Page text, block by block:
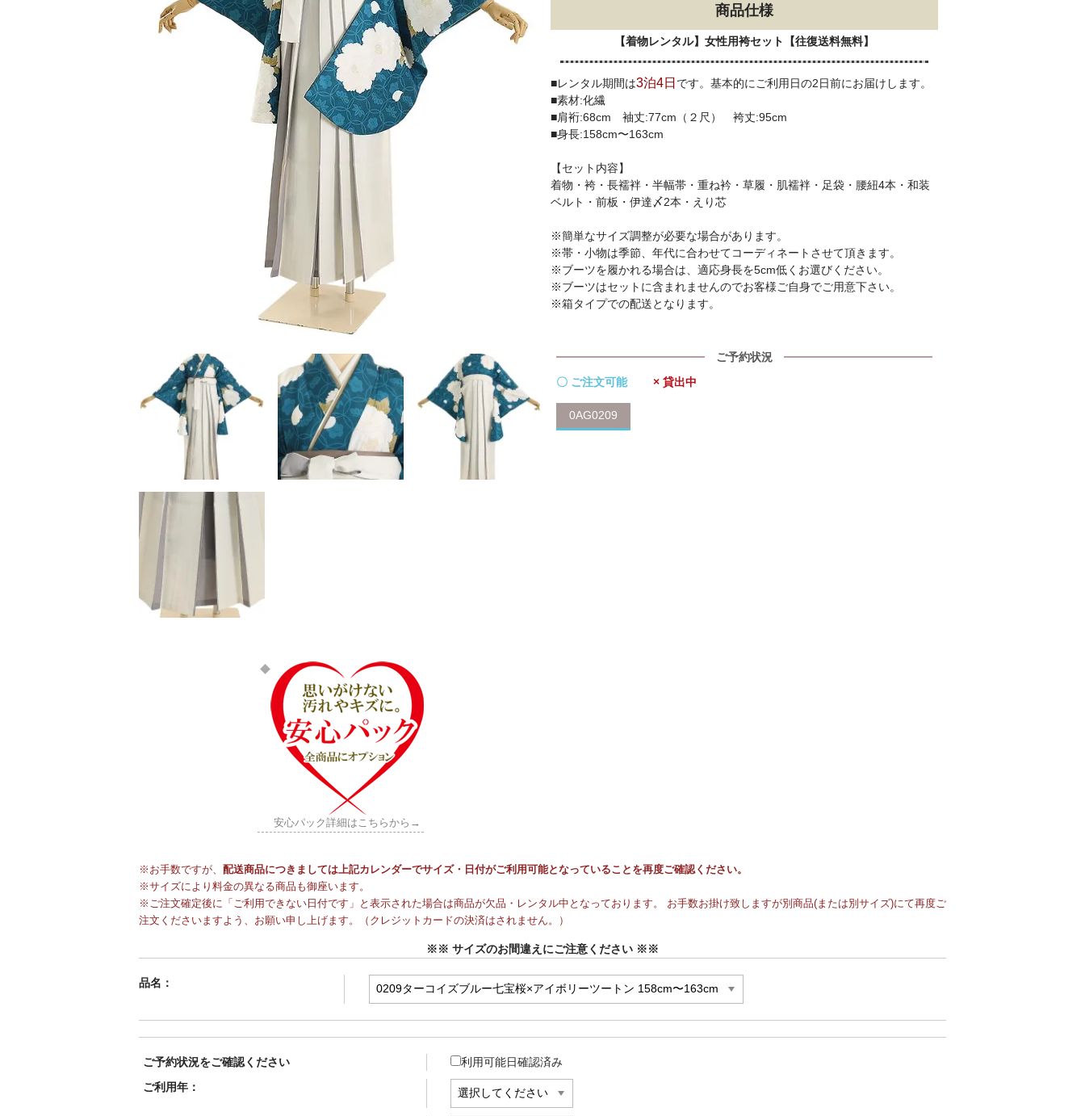
安心パック詳細はこちらから→
商品仕様
【着物レンタル】女性用袴セット【往復送料無料】
■レンタル期間は3泊4日 です。基本的にご利用日の2日前にお届けします。
■素材:化繊
■肩裄:68cm 袖丈:77cm（２尺） 袴丈:95cm
■身長:158cm〜163cm
【セット内容】
着物・袴・長襦袢・半幅帯・重ね衿・草履・肌襦袢・足袋・腰紐4本・和装
ベルト・前板・伊達〆2本・えり芯
※簡単なサイズ調整が必要な場合があります。
※帯・小物は季節、年代に合わせてコーディネートさせて頂きます。
※ブーツを履かれる場合は、適応身長を5cm低くお選びください。
※ブーツはセットに含まれませんのでお客様ご自身でご用意下さい。
※箱タイプでの配送となります。
ご予約状況
〇 ご注文可能
× 貸出中
0AG0209
※お手数ですが、 配送商品につきましては上記カレンダーでサイズ・日付がご利用可能となっていることを再度ご確認ください。
※サイズにより料金の異なる商品も御座います。
※ご注文確定後に「ご利用できない日付です」と表示された場合は商品が欠品・レンタル中となっております。 お手数お掛け致しますが別商品(または別サイズ)にて再度ご
注文くださいますよう、お願い申し上げます。（クレジットカードの決済はされません。）
※※ サイズのお間違えにご注意ください ※※
品名：
ご予約状況をご確認ください
利用可能日確認済み
ご利用年：